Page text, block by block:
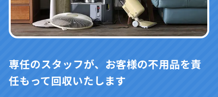
専任のスタッフが、お客様の不用品を責
任もって回収いたします